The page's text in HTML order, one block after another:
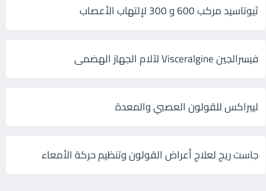
ثيوتاسيد مركب 600 و 300 لإلتهاب الأعصاب
فيسرالجين Visceralgine لآلام الجهاز الهضمى
ليبراكس للقولون العصبي والمعدة
جاست ريج لعلاج أعراض القولون وتنظيم حركة الأمعاء